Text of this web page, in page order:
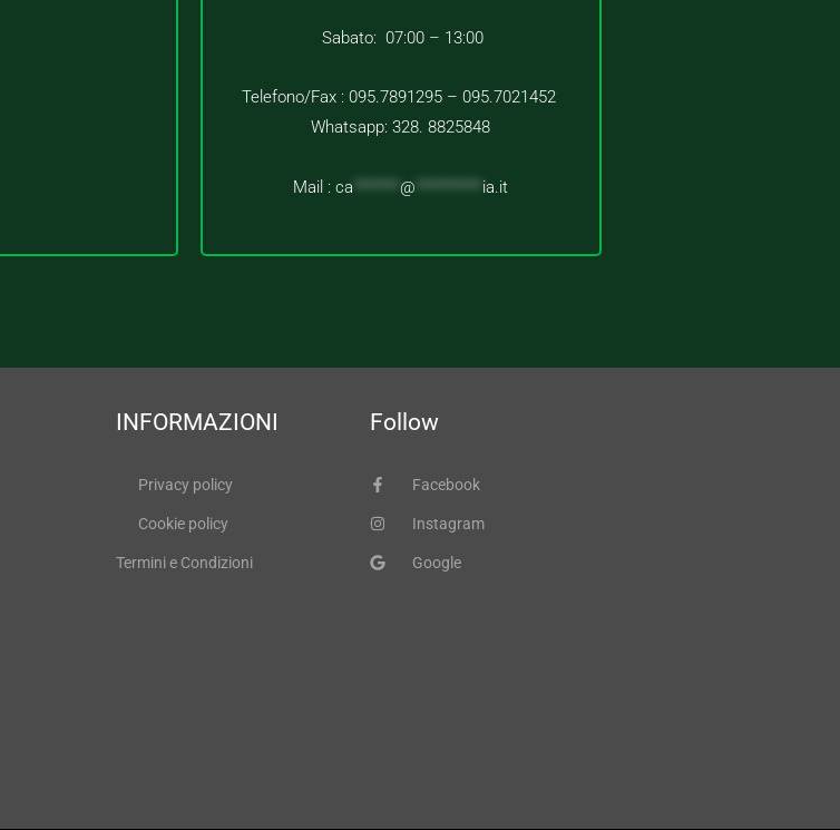
Sabato: 07:00 – 13:00
Telefono/Fax : 095.7891295 – 095.7021452
Whatsapp: 328. 8825848
Mail :ca @ ia.it
INFORMAZIONI
Privacy policy
Cookie policy
Termini e Condizioni
Follow
Facebook
Instagram
Google